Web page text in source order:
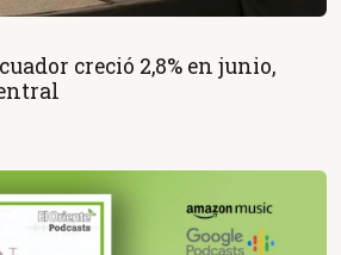
creció 2,8% en junio,